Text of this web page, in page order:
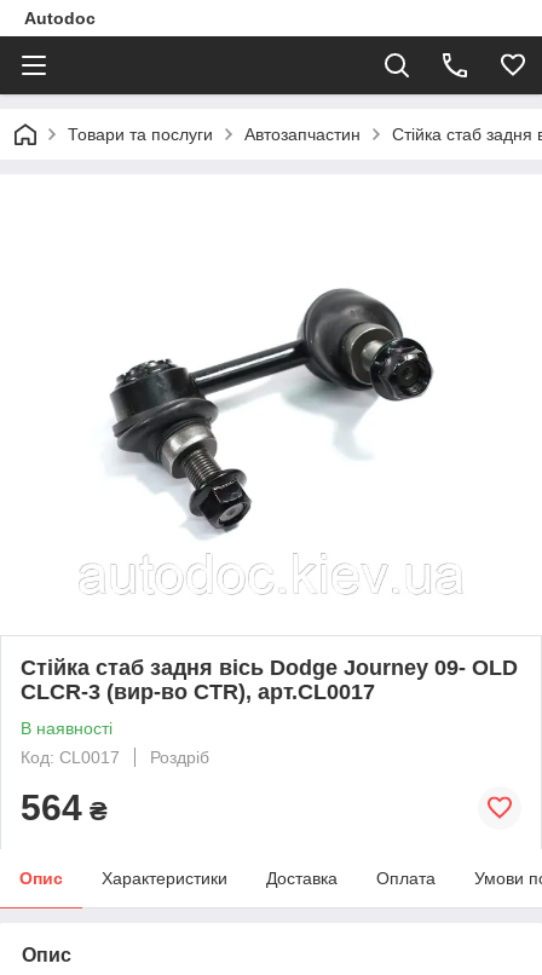
Autodoc
Товари та послуги Автозапчастин Стійка стаб
Стійка стаб задня вісь Dodge Journey 09- OLD
CLCR-3 (вир-во CTR), арт.CL0017
В наявності
Код: CL0017
Роздріб
564 ₴
Опис Характеристики Доставка Оплата Умови
Опис